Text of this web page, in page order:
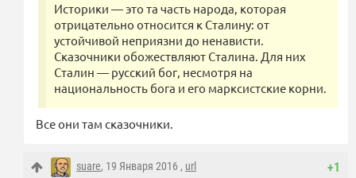
Историки — это та часть народа, которая
отрицательно относится к Сталину: от
устойчивой неприязни до ненависти.
Сказочники обожествляют Сталина. Для них
Сталин — русский бог, несмотря на
национальность бога и его марксистские корни.
Все они там сказочники.
+1
suare, 19 Января 2016 , url